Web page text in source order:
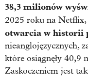
38,3 milionów
2025 roku na Netflix,
otwarcia w historii
nieanglojęzycznych,
które osiągnęły 40,9
Zaskoczeniem jest